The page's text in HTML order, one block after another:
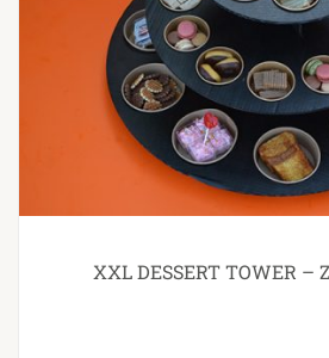
XXL DESSERT TOWER –